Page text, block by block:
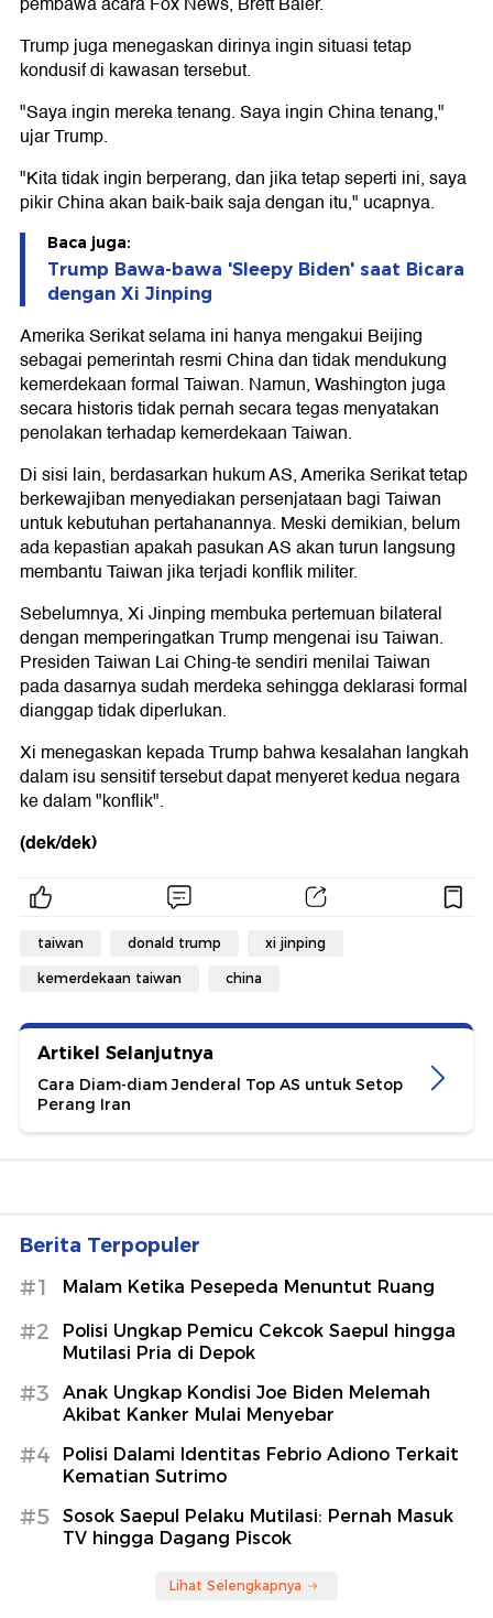
Trump juga menegaskan dirinya ingin situasi tetap
kondusif di kawasan tersebut.
"Saya ingin mereka tenang. Saya ingin China tenang,"
ujar Trump.
"Kita tidak ingin berperang, dan jika tetap seperti ini, saya
pikir China akan baik-baik saja dengan itu," ucapnya.
Baca juga:
Trump Bawa-bawa 'Sleepy Biden' saat Bicara
dengan Xi Jinping
Amerika Serikat selama ini hanya mengakui Beijing
sebagai pemerintah resmi China dan tidak mendukung
kemerdekaan formal Taiwan. Namun, Washington juga
secara historis tidak pernah secara tegas menyatakan
penolakan terhadap kemerdekaan Taiwan.
Di sisi lain, berdasarkan hukum AS, Amerika Serikat tetap
berkewajiban menyediakan persenjataan bagi Taiwan
untuk kebutuhan pertahanannya. Meski demikian, belum
ada kepastian apakah pasukan AS akan turun langsung
membantu Taiwan jika terjadi konflik militer.
Sebelumnya, Xi Jinping membuka pertemuan bilateral
dengan memperingatkan Trump mengenai isu Taiwan.
Presiden Taiwan Lai Ching-te sendiri menilai Taiwan
pada dasarnya sudah merdeka sehingga deklarasi formal
dianggap tidak diperlukan.
Xi menegaskan kepada Trump bahwa kesalahan langkah
dalam isu sensitif tersebut dapat menyeret kedua negara
ke dalam "konflik".
(dek/dek)
taiwan donald trump xi jinping
kemerdekaan taiwan china
Artikel Selanjutnya
Cara Diam-diam Jenderal Top AS untuk Setop
Perang Iran
Berita Terpopuler
#1 Malam Ketika Pesepeda Menuntut Ruang
#2
Polisi Ungkap Pemicu Cekcok Saepul hingga
Mutilasi Pria di Depok
#3
Anak Ungkap Kondisi Joe Biden Melemah
Akibat Kanker Mulai Menyebar
#4
Polisi Dalami Identitas Febrio Adiono Terkait
Kematian Sutrimo
#5
Sosok Saepul Pelaku Mutilasi: Pernah Masuk
TV hingga Dagang Piscok
Lihat Selengkapnya